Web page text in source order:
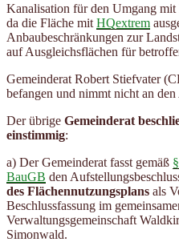
Kanalisation für den Umgang mit
da die Fläche mit HQextrem
Anbaubeschränkungen zur
auf Ausgleichsflächen für
Gemeinderat Robert Stiefvater
befangen und nimmt nicht an
Der übrige Gemeinderat
einstimmig:
a) Der Gemeinderat fasst gemäß
BauGB den
des Flächennutzungsplans als
Beschlussfassung im
Verwaltungsgemeinschaft
Simonwald.